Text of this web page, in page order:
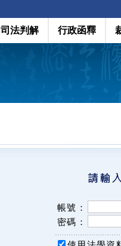
司法判解 行政函釋
帳號：
密碼：